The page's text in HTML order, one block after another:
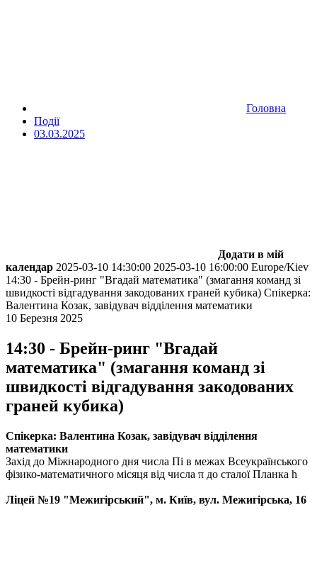
Головна
Події
03.03.2025
Додати в мій
календар 2025-03-10 14:30:00 2025-03-10 16:00:00 Europe/Kiev
14:30 - Брейн-ринг "Вгадай математика" (змагання команд зі
швидкості відгадування закодованих граней кубика) Спікерка:
Валентина Козак, завідувач відділення математики
10 Березня 2025
14:30 - Брейн-ринг "Вгадай
математика" (змагання команд зі
швидкості відгадування закодованих
граней кубика)
Спікерка: Валентина Козак, завідувач відділення
математики
Захід до Міжнародного дня числа Пі в межах Всеукраїнського
фізико-математичного місяця від числа π до сталої Планка h
Ліцей №19 "Межигірський", м. Київ, вул. Межигірська, 16